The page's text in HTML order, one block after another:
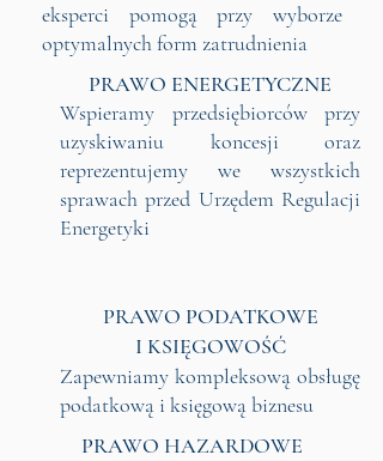
eksperci pomogą przy wyborze
optymalnych form zatrudnienia
PRAWO ENERGETYCZNE
Wspieramy przedsiębiorców przy
uzyskiwaniu koncesji oraz
reprezentujemy we wszystkich
sprawach przed Urzędem Regulacji
Energetyki
PRAWO PODATKOWE
I KSIĘGOWOŚĆ
Zapewniamy kompleksową obsługę
podatkową i księgową biznesu
PRAWO HAZARDOWE